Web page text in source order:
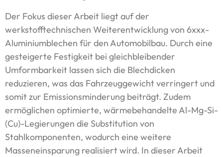
Der Fokus dieser Arbeit liegt auf der
werkstofftechnischen Weiterentwicklung von 6xxx-
Aluminiumblechen für den Automobilbau. Durch eine
gesteigerte Festigkeit bei gleichbleibender
Umformbarkeit lassen sich die Blechdicken
reduzieren, was das Fahrzeuggewicht verringert und
somit zur Emissionsminderung beiträgt. Zudem
ermöglichen optimierte, wärmebehandelte Al-Mg-Si-
(Cu)-Legierungen die Substitution von
Stahlkomponenten, wodurch eine weitere
Masseneinsparung realisiert wird. In dieser Arbeit